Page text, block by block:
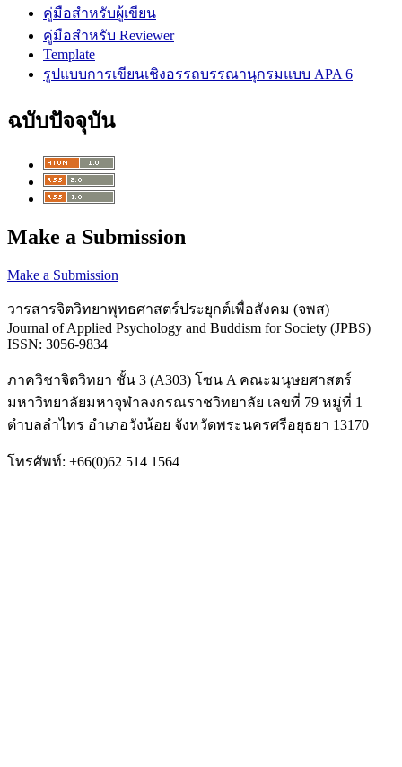
คู่มือสำหรับผู้เขียน
คู่มือสำหรับ Reviewer
Template
รูปแบบการเขียนเชิงอรรถบรรณานุกรมแบบ APA 6
ฉบับปัจจุบัน
Make a Submission
Make a Submission
วารสารจิตวิทยาพุทธศาสตร์ประยุกต์เพื่อสังคม (จพส)
Journal of Applied Psychology and Buddism for Society (JPBS)
ISSN: 3056-9834
ภาควิชาจิตวิทยา ชั้น 3 (A303) โซน A คณะมนุษยศาสตร์
มหาวิทยาลัยมหาจุฬาลงกรณราชวิทยาลัย เลขที่ 79 หมู่ที่ 1
ตำบลลำไทร อำเภอวังน้อย จังหวัดพระนครศรีอยุธยา 13170
โทรศัพท์: +66(0)62 514 1564